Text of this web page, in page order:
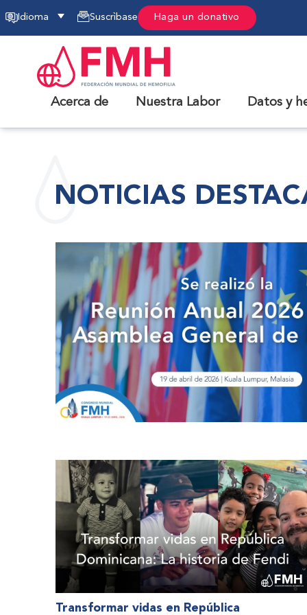
Idioma Suscrìbase Haga un donativo
Acerca de Nuestra Labor Datos y
NOTICIAS
Transformar vidas en República